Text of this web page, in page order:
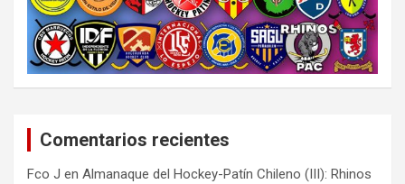
Comentarios recientes
Fco J en Almanaque del Hockey-Patín Chileno (III): Rhinos